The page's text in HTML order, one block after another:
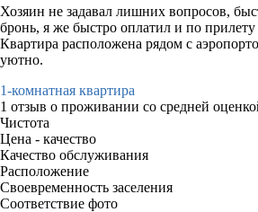
Хозяин не задавал лишних вопросов,
бронь, я же быстро оплатил и по прилету
Квартира расположена рядом с
уютно.
1-комнатная квартира
1 отзыв о проживании со средней
Чистота
Цена - качество
Качество обслуживания
Расположение
Своевременность заселения
Соответствие фото